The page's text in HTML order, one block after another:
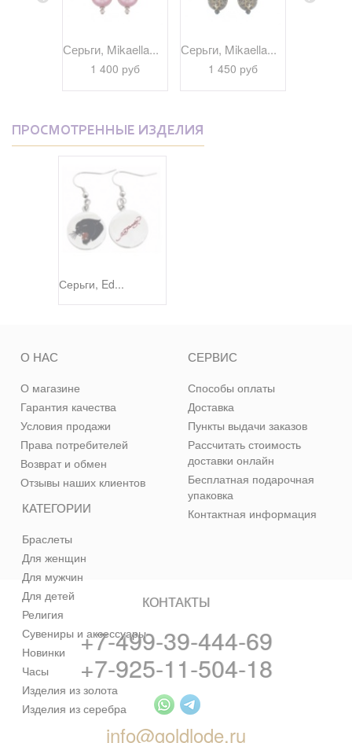
Серьги, Mikaella...
1 400 руб
Серьги, Mikaella...
1 450 руб
ПРОСМОТРЕННЫЕ ИЗДЕЛИЯ
Серьги, Ed...
КАТЕГОРИИ
Браслеты
Для женщин
Для мужчин
Для детей
Религия
Сувениры и аксессуары
Новинки
Часы
Изделия из золота
Изделия из серебра
О НАС
О магазине
Гарантия качества
Условия продажи
Права потребителей
Возврат и обмен
Отзывы наших клиентов
СЕРВИС
Способы оплаты
Доставка
Пункты выдачи заказов
Рассчитать стоимость
доставки онлайн
Бесплатная подарочная
упаковка
Контактная информация
КОНТАКТЫ
+7-499-39-444-69
+7-925-11-504-18
info@goldlode.ru